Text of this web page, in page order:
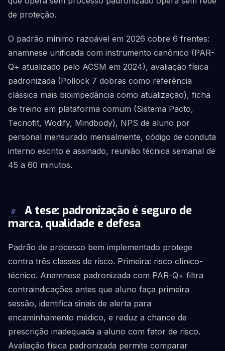
de proteção.
O padrão mínimo razoável em 2026 cobre 6 frentes:
anamnese unificada com instrumento canônico (PAR-
Q+ atualizado pelo ACSM em 2024), avaliação física
padronizada (Pollock 7 dobras como referência
clássica mais bioimpedância como atualização), ficha
de treino em plataforma comum (Sistema Pacto,
Tecnofit, Wodify, Mindbody), NPS de aluno por
personal mensurado mensalmente, código de conduta
interno escrito e assinado, reunião técnica semanal de
45 a 60 minutos.
#
A tese: padronização é seguro de
marca, qualidade e defesa
Padrão de processo bem implementado protege
contra três classes de risco. Primeira: risco clínico-
técnico. Anamnese padronizada com PAR-Q+ filtra
contraindicações antes que aluno faça primeira
sessão, identifica sinais de alerta para
encaminhamento médico, e reduz a chance de
prescrição inadequada a aluno com fator de risco.
Avaliação física padronizada permite comparar